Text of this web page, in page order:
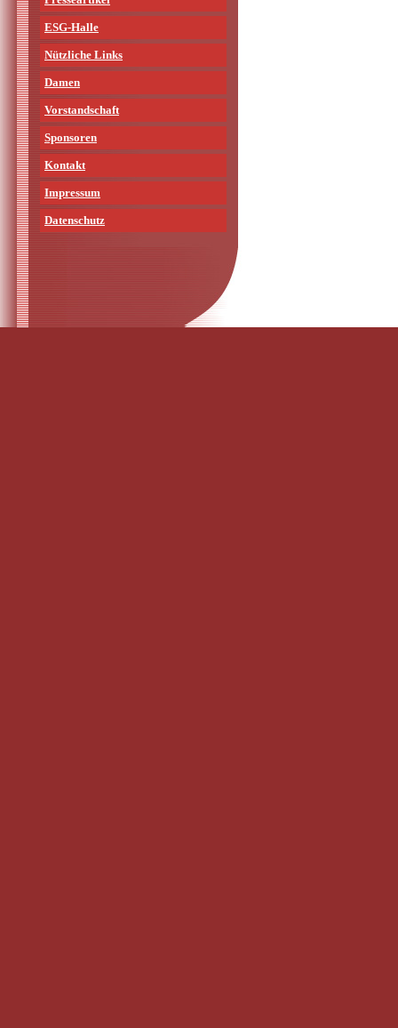
ESG-Halle
Nützliche Links
Damen
Vorstandschaft
Sponsoren
Kontakt
Impressum
Datenschutz